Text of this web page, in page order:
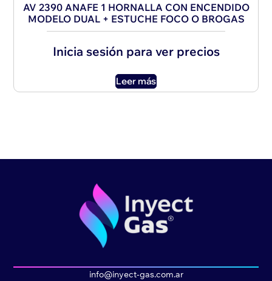
AV 2390 ANAFE 1 HORNALLA CON ENCENDIDO
MODELO DUAL + ESTUCHE FOCO O BROGAS
Inicia sesión para ver precios
Leer más
info@inyect-gas.com.ar